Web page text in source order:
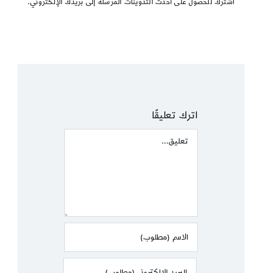
اشترك للحصول على أحدث التدوينات المرسلة إلى بريدك الإلكتروني.
اترك تعليقًا
Comment